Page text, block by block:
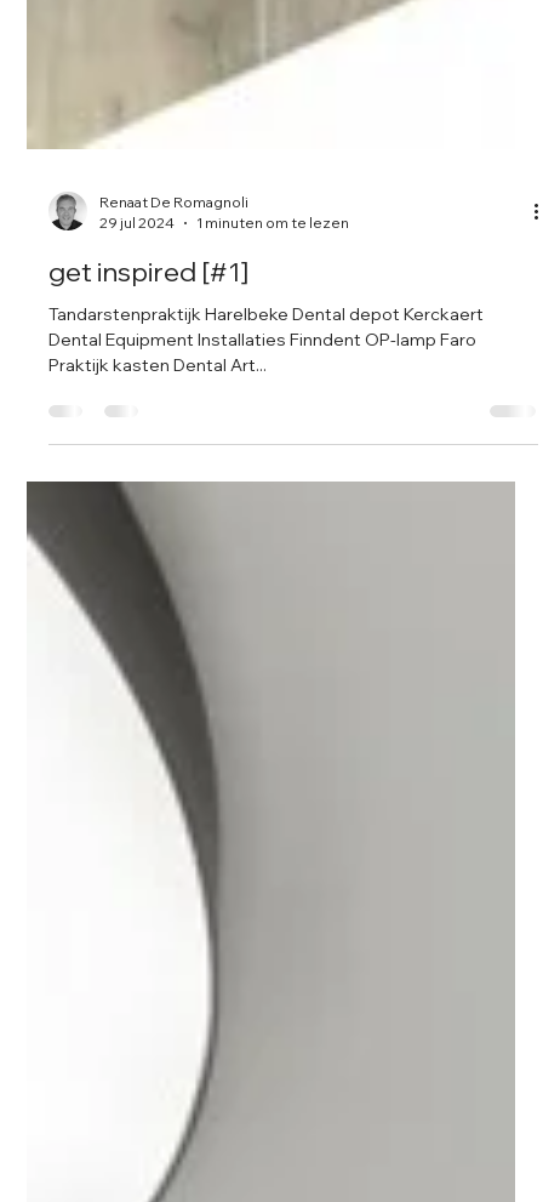
Renaat De Romagnoli
29 jul 2024
1 minuten om te lezen
get inspired [#1]
Dental Equipment Installaties Finndent OP-lamp Faro
Praktijk kasten Dental Art...